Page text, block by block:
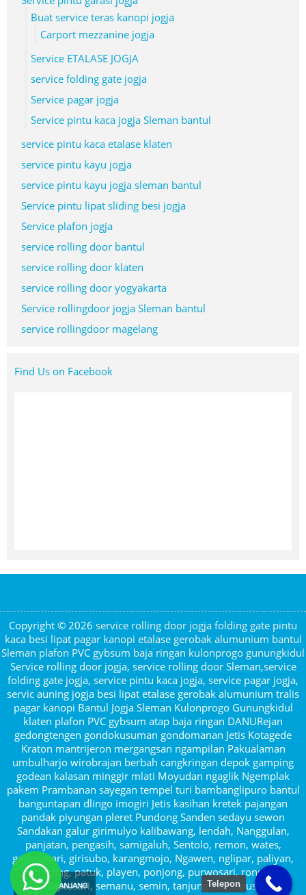
Buat service teras kanopi jogja
Carport mezzanine jogja
Service ETALASE JOGJA
service folding gate jogja
Service pagar jogja
Service pintu kaca jogja Sleman bantul
service pintu kaca etalase klaten
service pintu kayu jogja
service pintu kayu jogja sleman bantul
Service pintu lipat sliding besi jogja
Service plafon jogja
service rolling door bantul
service rolling door klaten
service rolling door yogyakarta
Service rollingdoor jogja Sleman bantul
service rollingdoor magelang
Find Us on Facebook
Copyright © 2026 service rolling door jogja folding gate pintu
kaca besi lipat pagar kanopi etalase gerobak alumunium bantul
Sleman plafon PVC gybsum baja ringan kulonprogo gunungkidul
Service rolling door jogja, service rolling door Sleman,service
folding gate jogja, service pintu kaca jogja, service pagar jogja,
servic auning jogja besi lipat etalase gerobak alumunium tralis
pagar kanopi Bantul Jogja Sleman Kulonprogo Gunungkidul
klaten plafon PVC gybsum atap baja ringan DANURejan
gedongtengen gondokusuman gondomanan Jetis Kotagede
Kraton mantrijeron mergangsan ngampilan Pakualaman
umbulharjo wirobrajan berbah cangkringan depok gamping
godean kalasan minggir mlati Moyudan ngaglik Ngemplak
pakem Prambanan sayegan tempel turi bambanglipuro bantul
banguntapan dlingo imogiri Jetis kasihan kretek pajangan
pandak piyungan pleret Pundong Sanden sedayu sewon
Sandakan galur girimulyo kalibawang, lendah, Nanggulan,
panjatan, pengasih, samigaluh, Sentolo, remon, wates,
gedangsari, girisubo, karangmojo, Ngawen, nglipar, paliyan,
panggang, patuk, playen, ponjong, purwosari, rongkop,
saptosari, semanu, semin, tanjungsari, tepus,
Telepon